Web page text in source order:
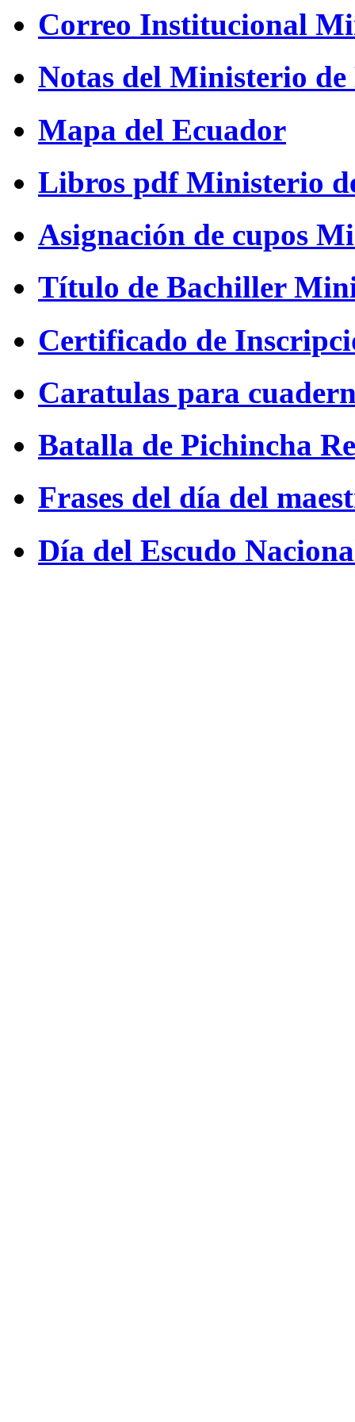
Correo Institucional
Notas del Ministerio de
Mapa del Ecuador
Libros pdf Ministerio
Asignación de cupos
Título de Bachiller
Certificado de
Caratulas para
Batalla de Pichincha
Frases del día del
Día del Escudo